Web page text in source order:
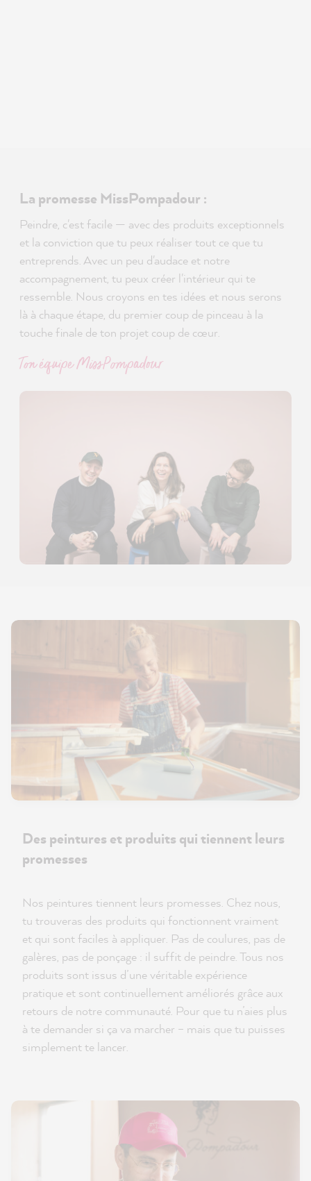
La promesse MissPompadour :
Peindre, c'est facile — avec des produits exceptionnels
et la conviction que tu peux réaliser tout ce que tu
entreprends. Avec un peu d'audace et notre
accompagnement, tu peux créer l'intérieur qui te
ressemble. Nous croyons en tes idées et nous serons
là à chaque étape, du premier coup de pinceau à la
touche finale de ton projet coup de cœur.
Ton équipe MissPompadour
Des peintures et produits qui tiennent leurs
promesses
Nos peintures tiennent leurs promesses. Chez nous,
tu trouveras des produits qui fonctionnent vraiment
et qui sont faciles à appliquer. Pas de coulures, pas de
galères, pas de ponçage : il suffit de peindre. Tous nos
produits sont issus d’une véritable expérience
pratique et sont continuellement améliorés grâce aux
retours de notre communauté. Pour que tu n’aies plus
à te demander si ça va marcher – mais que tu puisses
simplement te lancer.